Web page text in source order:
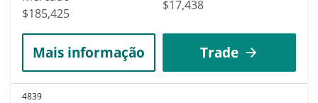
$185,425
$17,438
Mais informação Trade
4839